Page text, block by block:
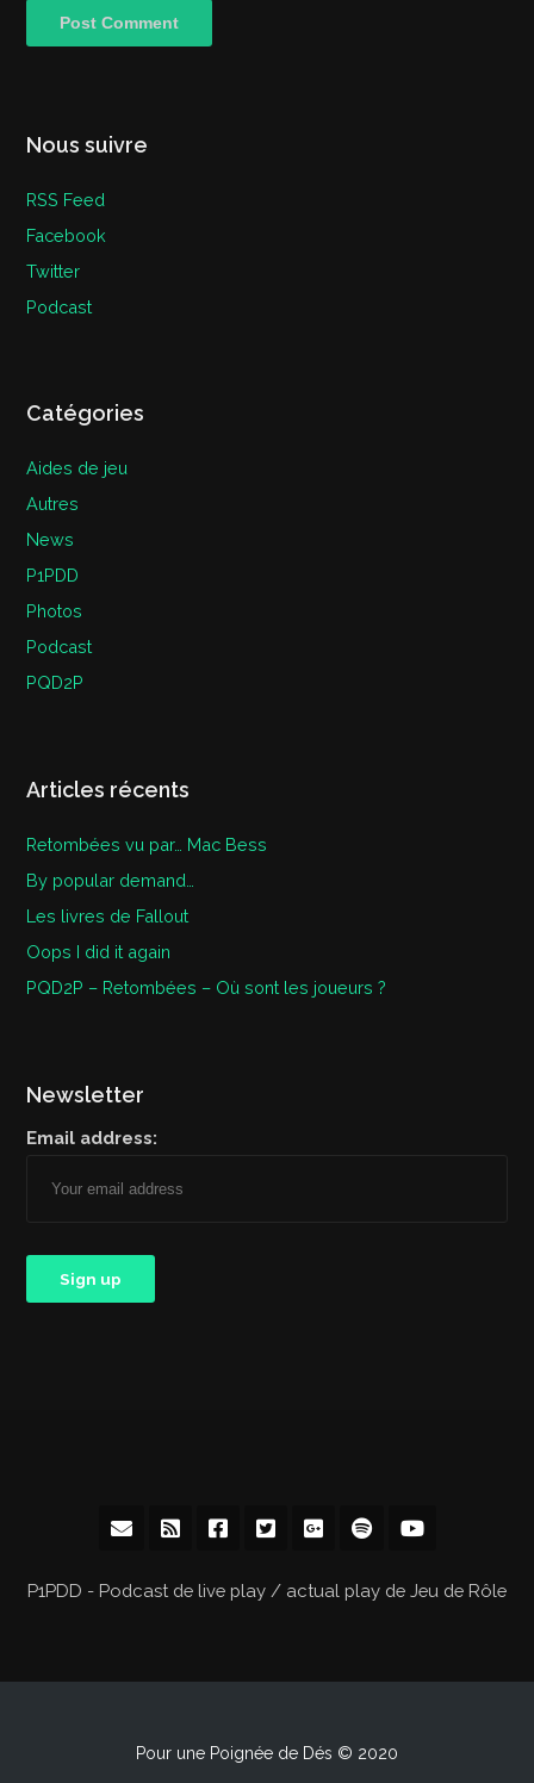
Nous suivre
RSS Feed
Facebook
Twitter
Podcast
Catégories
Aides de jeu
Autres
News
P1PDD
Photos
Podcast
PQD2P
Articles récents
Retombées vu par… Mac Bess
By popular demand…
Les livres de Fallout
Oops I did it again
PQD2P – Retombées – Où sont les joueurs ?
Newsletter
Email address:
P1PDD - Podcast de live play / actual play de Jeu de Rôle
Pour une Poignée de Dés © 2020